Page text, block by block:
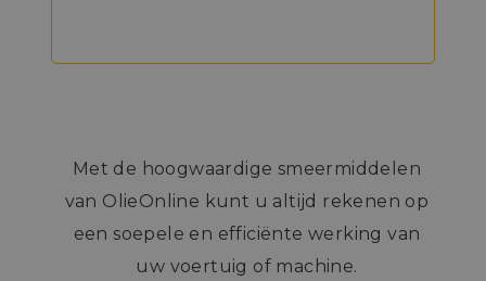
Met de hoogwaardige smeermiddelen
van OlieOnline kunt u altijd rekenen op
een soepele en efficiënte werking van
uw voertuig of machine.